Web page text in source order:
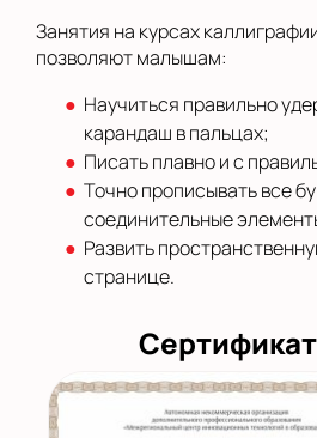
Занятия на курсах
позволяют малышам:
Научиться правильно
карандаш в пальцах;
Писать плавно и с
Точно прописывать все
соединительные
Развить
странице.
Сертификат